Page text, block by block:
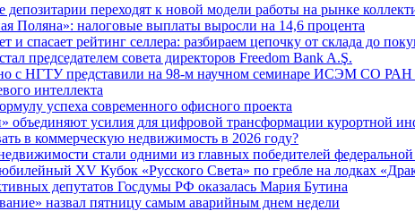
переходят к новой модели работы на рынке
Поляна»: налоговые выплаты выросли на 14,6 процента
и спасает рейтинг селлера: разбираем цепочку от склада до
председателем совета директоров Freedom Bank A.Ş.
с НГТУ представили на 98-м научном семинаре ИСЭМ СО РАН в
интеллекта
успеха современного офисного проекта
усилия для цифровой трансформации курортной
в коммерческую недвижимость в 2026 году?
стали одними из главных победителей
XV Кубок «Русского Света» по гребле на лодках
депутатов Госдумы РФ оказалась Мария Бутина
назвал пятницу самым аварийным днем недели